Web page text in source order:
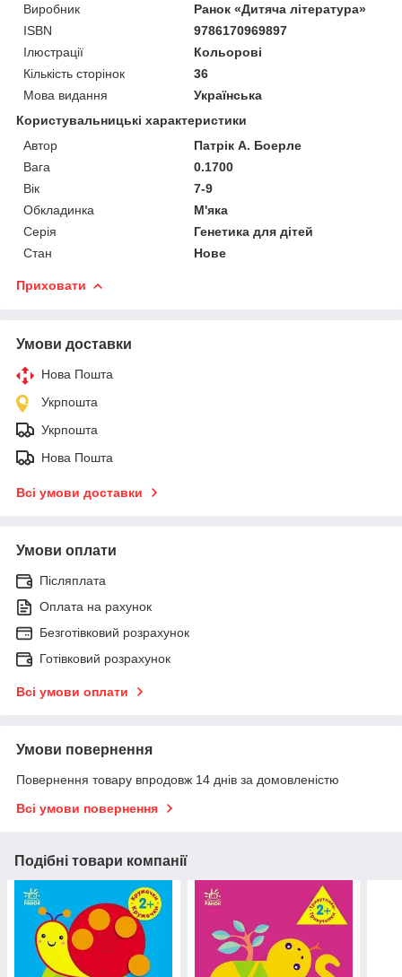
Виробник
Ранок «Дитяча література»
ISBN
9786170969897
Ілюстрації
Кольорові
Кількість сторінок
36
Мова видання
Українська
Користувальницькі характеристики
Автор
Патрік А. Боерле
Вага
0.1700
Вік
7-9
Обкладинка
М'яка
Серія
Генетика для дітей
Стан
Нове
Приховати
Умови доставки
Нова Пошта
Укрпошта
Укрпошта
Нова Пошта
Всі умови доставки
Умови оплати
Післяплата
Оплата на рахунок
Безготівковий розрахунок
Готівковий розрахунок
Всі умови оплати
Умови повернення
Повернення товару впродовж 14 днів за домовленістю
Всі умови повернення
Подібні товари компанії